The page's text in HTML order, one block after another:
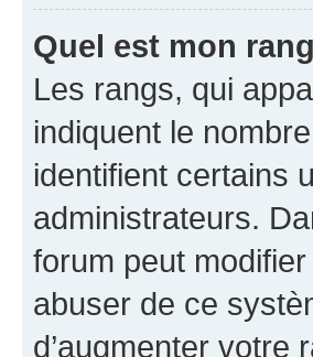
Quel est mon
Les rangs, qui
indiquent le
identifient certains
administrateurs.
forum peut
abuser de ce
d’augmenter votre